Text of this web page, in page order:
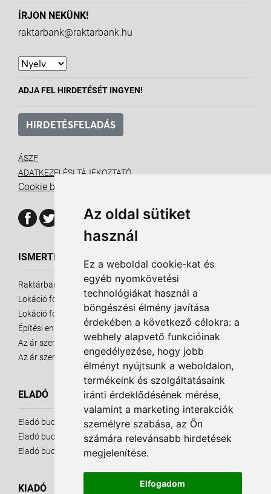
Az oldal sütiket
használ
Ez a weboldal cookie-kat és
egyéb nyomkövetési
technológiákat használ a
böngészési élmény javítása
érdekében a következő célokra: a
webhely alapvető funkcióinak
engedélyezése, hogy jobb
élményt nyújtsunk a weboldalon,
termékeink és szolgáltatásaink
iránti érdeklődésének mérése,
valamint a marketing interakciók
személyre szabása, az Ön
számára relevánsabb hirdetések
megjelenítése.
Elfogadom
ÍRJON NEKÜNK!
raktarbank@raktarbank.hu
ADJA FEL HIRDETÉSÉT INGYEN!
HIRDETÉSFELADÁS
ÁSZF
ADATKEZELÉSI TÁJÉKOZTATÓ
Cookie beállítások
ISMERTETŐ ANYAGOK
Raktárbank ismertető
Lokáció fontossága - eladó ingatlanok
Lokáció fontossága - kiadó ingatlanok
Építési engedély
Az ár szerepe - Eladó Ingatlanok
Az ár szerepe - Kiadó Ingatlanok
ELADÓ
Eladó budapesti raktárak
Eladó budapesti telkek
Eladó budapesti telephelyek
KIADÓ